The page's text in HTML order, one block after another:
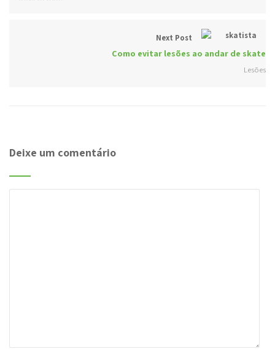
Next Post
Como evitar lesões ao andar de skate
Lesões
Deixe um comentário